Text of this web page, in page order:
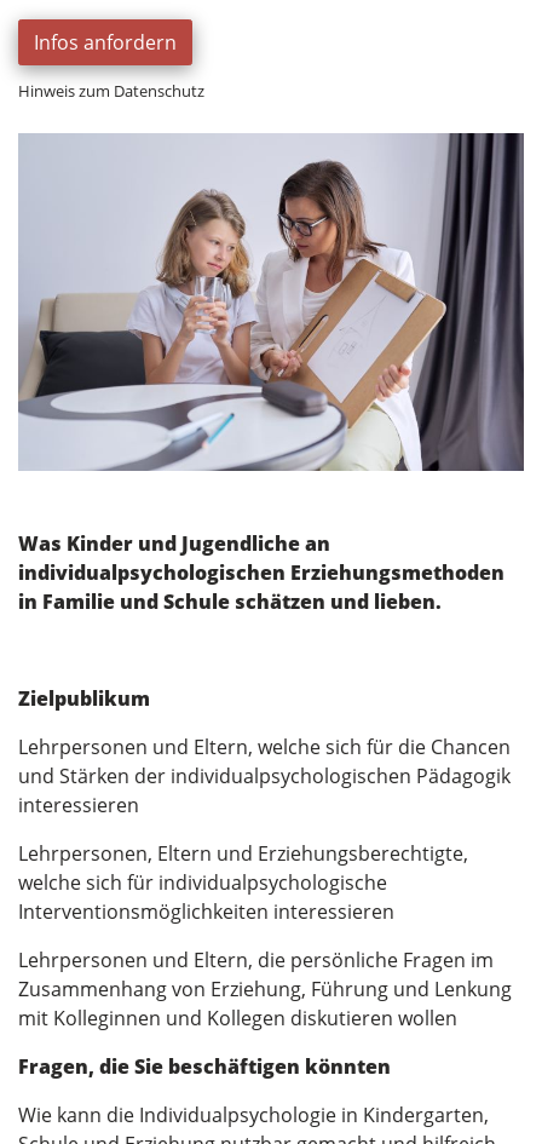
Infos anfordern
Hinweis zum Datenschutz
Was Kinder und Jugendliche an
individualpsychologischen Erziehungsmethoden
in Familie und Schule schätzen und lieben.
Zielpublikum
Lehrpersonen und Eltern, welche sich für die Chancen
und Stärken der individualpsychologischen Pädagogik
interessieren
Lehrpersonen, Eltern und Erziehungsberechtigte,
welche sich für individualpsychologische
Interventionsmöglichkeiten interessieren
Lehrpersonen und Eltern, die persönliche Fragen im
Zusammenhang von Erziehung, Führung und Lenkung
mit Kolleginnen und Kollegen diskutieren wollen
Fragen, die Sie beschäftigen könnten
Wie kann die Individualpsychologie in Kindergarten,